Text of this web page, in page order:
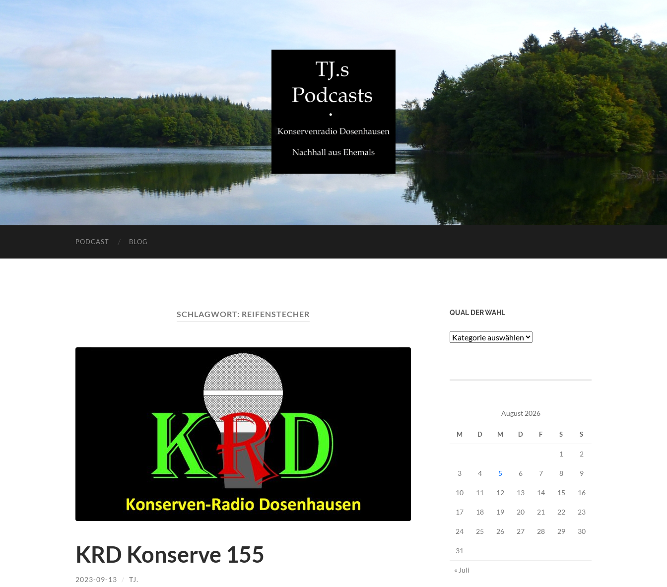
PODCAST BLOG
SCHLAGWORT: REIFENSTECHER
KRD Konserve 155
2023-09-13 / TJ.
QUAL DER WAHL
Qual
August 2026
M D M D F S S
1 2
3 4 5 6 7 8 9
10 11 12 13 14 15 16
17 18 19 20 21 22 23
24 25 26 27 28 29 30
31
« Juli